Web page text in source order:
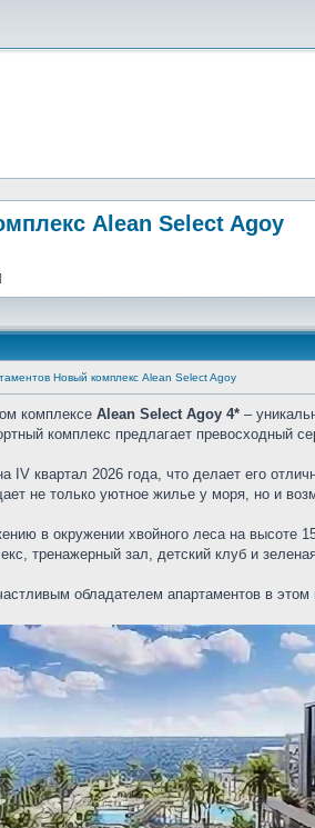
Alean Select Agoy
Новый комплекс Alean Select Agoy
комплексе Alean Select Agoy 4* –
комплекс предлагает превосходный
IV квартал 2026 года, что делает его
не только уютное жилье у моря, но и
в окружении хвойного леса на
тренажерный зал, детский клуб и
обладателем апартаментов в